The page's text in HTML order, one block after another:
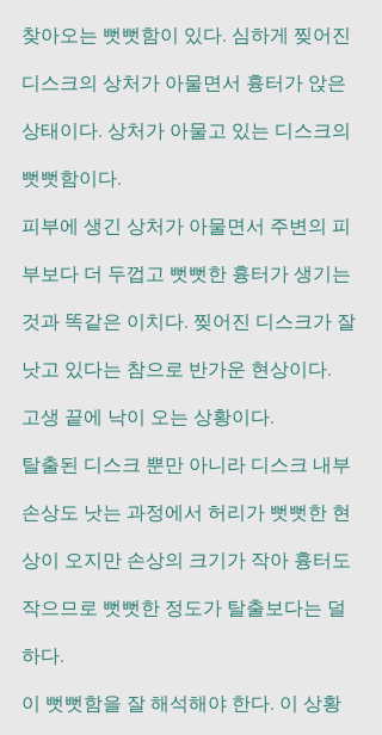
찾아오는 뻣뻣함이 있다. 심하게 찢어진
디스크의 상처가 아물면서 흉터가 앉은
상태이다. 상처가 아물고 있는 디스크의
뻣뻣함이다.
피부에 생긴 상처가 아물면서 주변의 피
부보다 더 두껍고 뻣뻣한 흉터가 생기는
것과 똑같은 이치다. 찢어진 디스크가 잘
낫고 있다는 참으로 반가운 현상이다.
고생 끝에 낙이 오는 상황이다.
탈출된 디스크 뿐만 아니라 디스크 내부
손상도 낫는 과정에서 허리가 뻣뻣한 현
상이 오지만 손상의 크기가 작아 흉터도
작으므로 뻣뻣한 정도가 탈출보다는 덜
하다.
이 뻣뻣함을 잘 해석해야 한다. 이 상황